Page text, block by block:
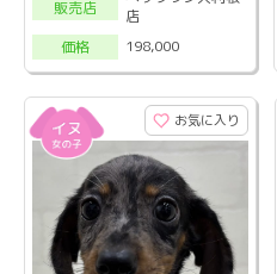
販売店
店
価格
198,000
お気に入り